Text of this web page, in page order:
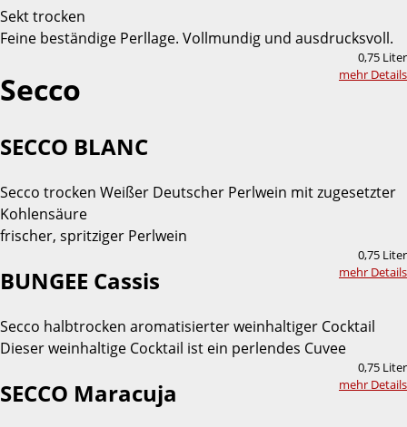
Sekt trocken
Feine beständige Perllage. Vollmundig und ausdrucksvoll.
0,75 Liter
mehr Details
Secco
SECCO BLANC
Secco trocken Weißer Deutscher Perlwein mit zugesetzter
Kohlensäure
frischer, spritziger Perlwein
0,75 Liter
mehr Details
BUNGEE Cassis
Secco halbtrocken aromatisierter weinhaltiger Cocktail
Dieser weinhaltige Cocktail ist ein perlendes Cuvee
0,75 Liter
mehr Details
SECCO Maracuja